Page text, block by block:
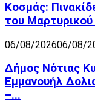
Κοσμάς:
του
06/08/202606/08/
Δήμος Νότιας
Εμμανουήλ
–...